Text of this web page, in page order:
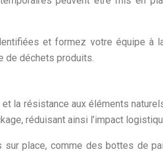
et formez votre équipe à
de déchets produits.
la résistance aux éléments
réduisant ainsi l’impact
sur place, comme des bottes de